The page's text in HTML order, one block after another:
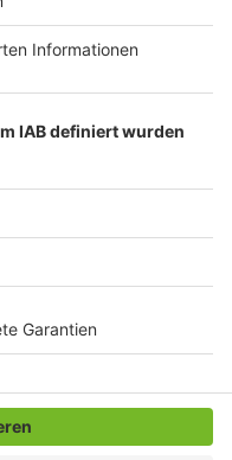
wenn's
gibt esInfos zu den